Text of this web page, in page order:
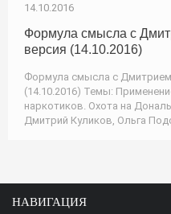
14.10.2016
Формула смысла с
версия (14.10.2016)
Формула смысла с
(14.10.2016) Темы:
наркотиков. Охота на
Дмитрий Куликов, Ольга
НАВИГАЦИЯ